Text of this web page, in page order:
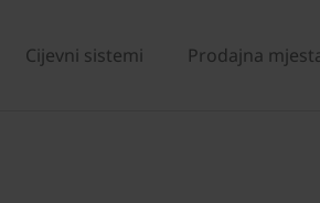
Cijevni sistemi Prodajna